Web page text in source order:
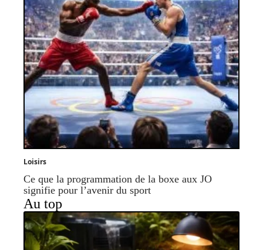
Loisirs
Ce que la programmation de la boxe aux JO
signifie pour l’avenir du sport
Au top